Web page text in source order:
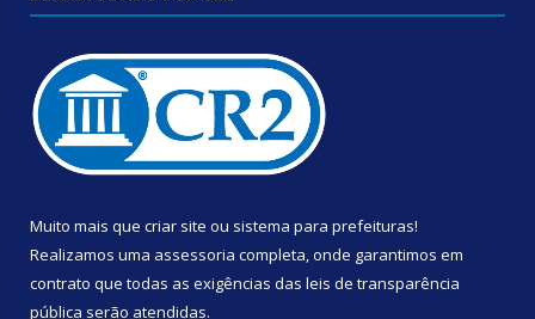
Muito mais que criar site ou sistema para prefeituras!
Realizamos uma assessoria completa, onde garantimos em
contrato que todas as exigências das leis de transparência
pública serão atendidas.